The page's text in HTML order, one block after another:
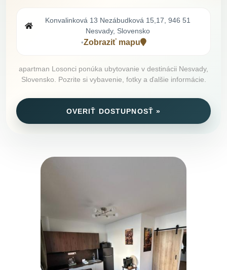
Konvalinková 13 Nezábudková 15,17, 946 51
Nesvady, Slovensko
•Zobraziť mapu
apartman Losonci ponúka ubytovanie v destinácii Nesvady,
Slovensko. Pozrite si vybavenie, fotky a ďalšie informácie.
OVERIŤ DOSTUPNOSŤ »